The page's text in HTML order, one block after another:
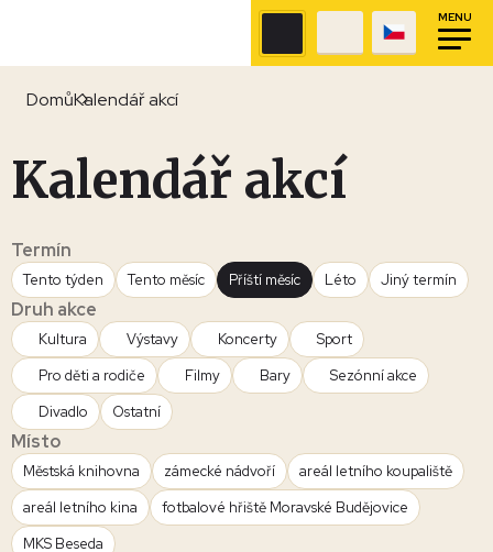
MENU
DomůKalendář akcí
Kalendář akcí
Termín
Tento týden Tento měsíc Příští měsíc Léto Jiný termín
Druh akce
Kultura Výstavy Koncerty
Sport
Pro děti a rodiče
Filmy Bary
Sezónní akce
Divadlo
Ostatní
Místo
Městská knihovna zámecké nádvoří
areál letního koupaliště
areál letního kina
fotbalové hřiště Moravské Budějovice
MKS Beseda